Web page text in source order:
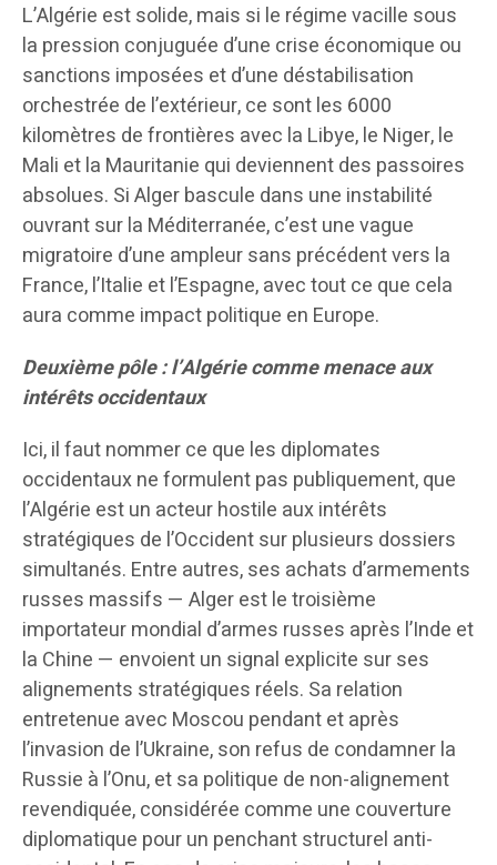
L’Algérie est solide, mais si le régime vacille sous
la pression conjuguée d’une crise économique ou
sanctions imposées et d’une déstabilisation
orchestrée de l’extérieur, ce sont les 6000
kilomètres de frontières avec la Libye, le Niger, le
Mali et la Mauritanie qui deviennent des passoires
absolues. Si Alger bascule dans une instabilité
ouvrant sur la Méditerranée, c’est une vague
migratoire d’une ampleur sans précédent vers la
France, l’Italie et l’Espagne, avec tout ce que cela
aura comme impact politique en Europe.
Deuxième pôle : l’Algérie comme menace aux
intérêts occidentaux
Ici, il faut nommer ce que les diplomates
occidentaux ne formulent pas publiquement, que
l’Algérie est un acteur hostile aux intérêts
stratégiques de l’Occident sur plusieurs dossiers
simultanés. Entre autres, ses achats d’armements
russes massifs — Alger est le troisième
importateur mondial d’armes russes après l’Inde et
la Chine — envoient un signal explicite sur ses
alignements stratégiques réels. Sa relation
entretenue avec Moscou pendant et après
l’invasion de l’Ukraine, son refus de condamner la
Russie à l’Onu, et sa politique de non-alignement
revendiquée, considérée comme une couverture
diplomatique pour un penchant structurel anti-